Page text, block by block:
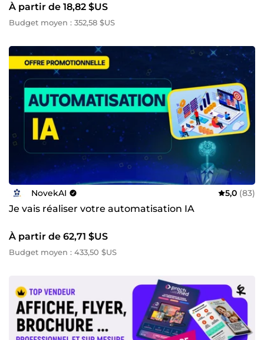
À partir de 18,82 $US
Budget moyen : 352,58 $US
NovekAI 5,0 (83)
Je vais réaliser votre automatisation IA
À partir de 62,71 $US
Budget moyen : 433,50 $US